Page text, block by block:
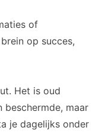
of
op succes,
Het is oud
maar
je dagelijks onder